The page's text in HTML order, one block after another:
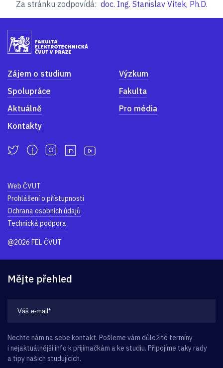
Za stránku zodpovídá: doc. Ing. Stanislav Vítek, Ph.D.
Zájem o studium
Výzkum
Spolupráce
Fakulta
Aktuálně
Pro média
Kontakty
Web ČVUT
Prohlášení o přístupnosti
Ochrana osobních údajů
Technická podpora
@2026 FEL ČVUT
Mějte přehled
Nechte nám na sebe kontakt. Pošleme vám důležité termíny
i nejaktuálnější info k přijímačkám a ke studiu. Připojíme taky rady
a tipy našich studujících.